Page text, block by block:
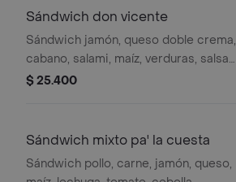
Sándwich don vicente
Sándwich jamón, queso doble crema,
cabano, salami, maíz, verduras, salsa
chipotle, bbq, salsa ajo .
$ 25.400
Sándwich mixto pa' la cuesta
Sándwich pollo, carne, jamón, queso,